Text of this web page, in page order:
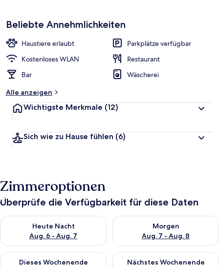
Beliebte Annehmlichkeiten
Haustiere erlaubt
Parkplätze verfügbar
Kostenloses WLAN
Restaurant
Bar
Wäscherei
Alle anzeigen
Wichtigste Merkmale (12)
Sich wie zu Hause fühlen (6)
Zimmeroptionen
Überprüfe die Verfügbarkeit für diese Daten
Heute Nacht
Aug. 6 - Aug. 7
Überprüfe die Verfügbarkeit für heute Nacht, Aug. 6 - Aug. 7.
Morgen
Aug. 7 - Aug. 8
Überprüfe die Verfügbarkeit
Dieses Wochenende
Überprüfe die Verfügbarkeit für dieses Wochenende, Aug. 7
Nächstes Wochenende
Überprüfe die Verfügbarkeit